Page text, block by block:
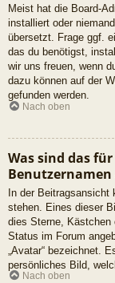
Meist hat die Board-
installiert oder
übersetzt. Frage ggf.
das du benötigst,
wir uns freuen, wenn
dazu können auf der
gefunden werden.
Nach oben
Was sind das
Benutzernamen
In der Beitragsansicht
stehen. Eines dieser
dies Sterne, Kästchen
Status im Forum
„Avatar“ bezeichnet.
persönliches Bild,
Nach oben